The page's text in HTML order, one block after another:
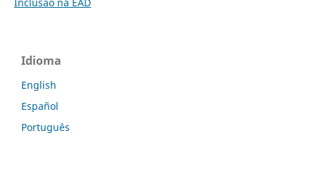
Inclusão na EAD
Idioma
English
Español
Português